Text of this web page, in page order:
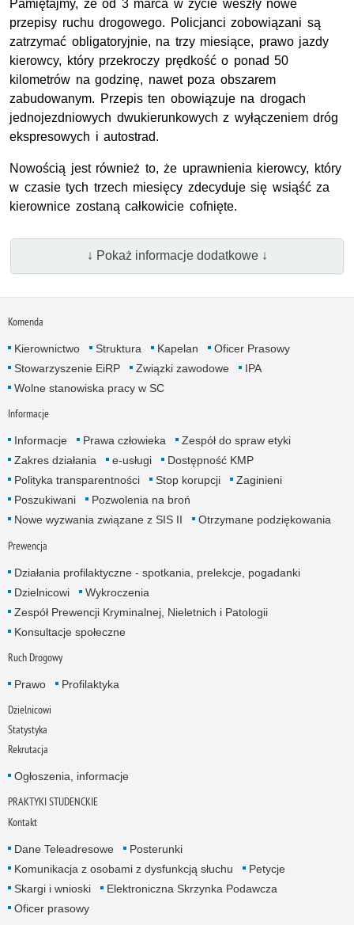
Pamiętajmy, że od 3 marca w życie weszły nowe
przepisy ruchu drogowego. Policjanci zobowiązani są
zatrzymać obligatoryjnie, na trzy miesiące, prawo jazdy
kierowcy, który przekroczy prędkość o ponad 50
kilometrów na godzinę, nawet poza obszarem
zabudowanym. Przepis ten obowiązuje na drogach
jednojezdniowych dwukierunkowych z wyłączeniem dróg
ekspresowych i autostrad.
Nowością jest również to, że uprawnienia kierowcy, który
w czasie tych trzech miesięcy zdecyduje się wsiąść za
kierownice zostaną całkowicie cofnięte.
↓ Pokaż informacje dodatkowe ↓
Komenda
Kierownictwo Struktura Kapelan
Oficer Prasowy
Stowarzyszenie EiRP
Związki zawodowe
IPA
Wolne stanowiska pracy w SC
Informacje
Informacje Prawa człowieka
Zespół do spraw etyki
Zakres działania
e-usługi
Dostępność KMP
Polityka transparentności
Stop korupcji
Zaginieni
Poszukiwani
Pozwolenia na broń
Nowe wyzwania związane z SIS II
Otrzymane podziękowania
Prewencja
Działania profilaktyczne - spotkania, prelekcje, pogadanki
Dzielnicowi
Wykroczenia
Zespół Prewencji Kryminalnej, Nieletnich i Patologii
Konsultacje społeczne
Ruch Drogowy
Prawo Profilaktyka
Dzielnicowi
Statystyka
Rekrutacja
Ogłoszenia, informacje
PRAKTYKI STUDENCKIE
Kontakt
Dane Teleadresowe
Posterunki
Komunikacja z osobami z dysfunkcją słuchu
Petycje
Skargi i wnioski
Elektroniczna Skrzynka Podawcza
Oficer prasowy